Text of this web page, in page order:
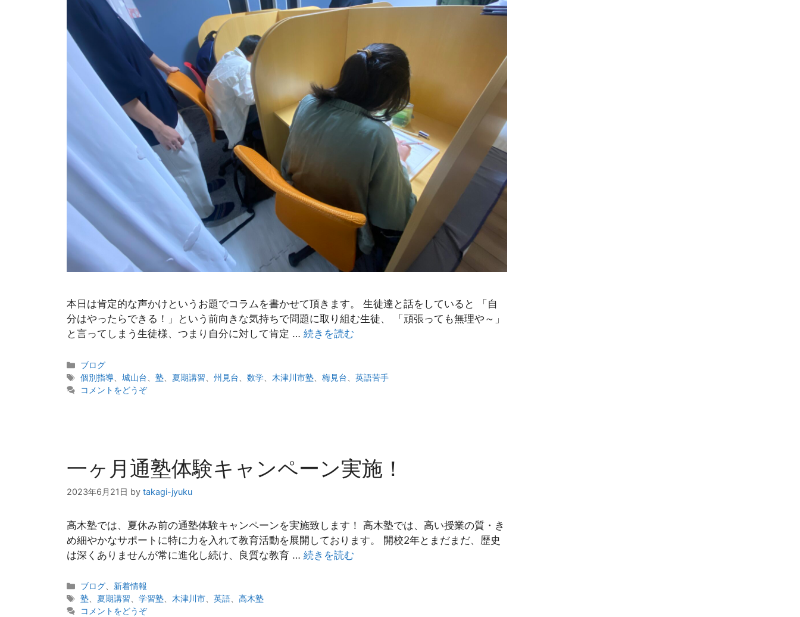
本日は肯定的な声かけというお題でコラムを書かせて頂きます。 生徒達と話をしていると 「自
分はやったらできる！」という前向きな気持ちで問題に取り組む生徒、 「頑張っても無理や～」
と言ってしまう生徒様、つまり自分に対して肯定 … 続きを読む
カ
テ
ゴ
ブログ
タ
グ
個別指導 、城山台 、塾 夏期講習 、州見台 、数学 木津川市塾 、梅見台 、英語苦手
コメントをどうぞ
一ヶ月通塾体験キャンペーン実施！
2023年6月21日 by takagi-jyuku
高木塾では、夏休み前の通塾体験キャンペーンを実施致します！ 高木塾では、高い授業の質・き
め細やかなサポートに特に力を入れて教育活動を展開しております。 開校2年とまだまだ、歴史
は深くありませんが常に進化し続け、良質な教育 … 続きを読む
カ
テ
ゴ
ブログ、 新着情報
タ
グ
塾、 夏期講習、学習塾、木津川市、英語、高木塾
コメントをどうぞ